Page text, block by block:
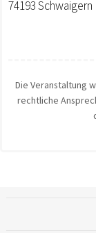
74193 Schwaigern
Die Veranstaltung
rechtliche